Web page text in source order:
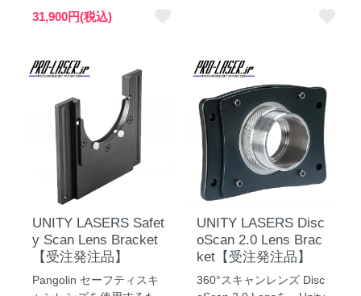
31,900円(税込)
UNITY LASERS Safet
y Scan Lens Bracket
【受注発注品】
Pangolin セーフティスキ
UNITY LASERS Disc
oScan 2.0 Lens Brac
ket【受注発注品】
360°スキャンレンズ Disc